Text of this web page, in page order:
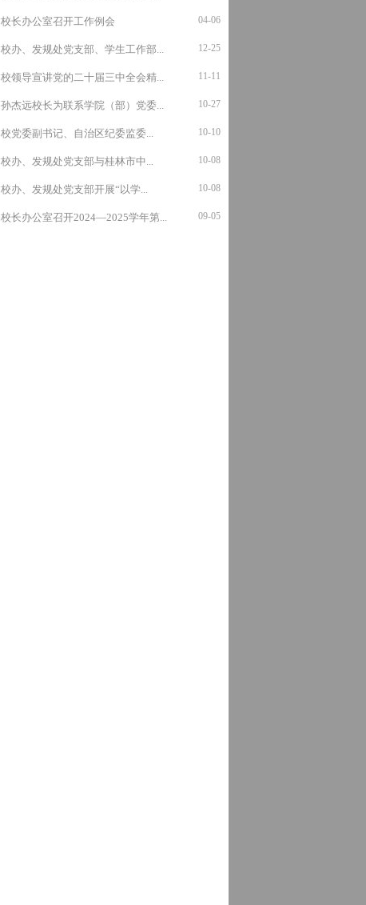
04-06
​校长办公室召开工作例会
12-25
校办、发规处党支部、学生工作部...
11-11
校领导宣讲党的二十届三中全会精...
10-27
孙杰远校长为联系学院（部）党委...
10-10
校党委副书记、自治区纪委监委...
10-08
校办、发规处党支部与桂林市中...
10-08
校办、发规处党支部开展“以学...
09-05
校长办公室召开2024—2025学年第...